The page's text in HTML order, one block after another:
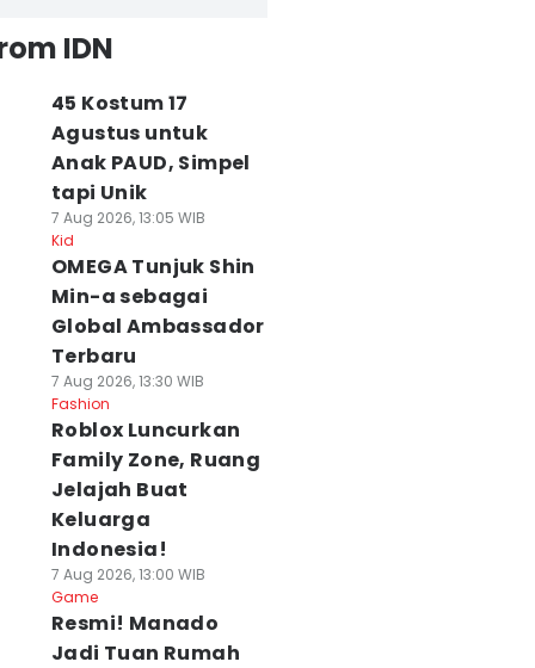
IDN
45 Kostum 17
Agustus untuk
Anak PAUD, Simpel
tapi Unik
7 Aug 2026, 13:05 WIB
Kid
OMEGA Tunjuk Shin
Min-a sebagai
Global Ambassador
Terbaru
7 Aug 2026, 13:30 WIB
Fashion
Roblox Luncurkan
Family Zone, Ruang
Jelajah Buat
Keluarga
Indonesia!
7 Aug 2026, 13:00 WIB
Game
Resmi! Manado
Jadi Tuan Rumah